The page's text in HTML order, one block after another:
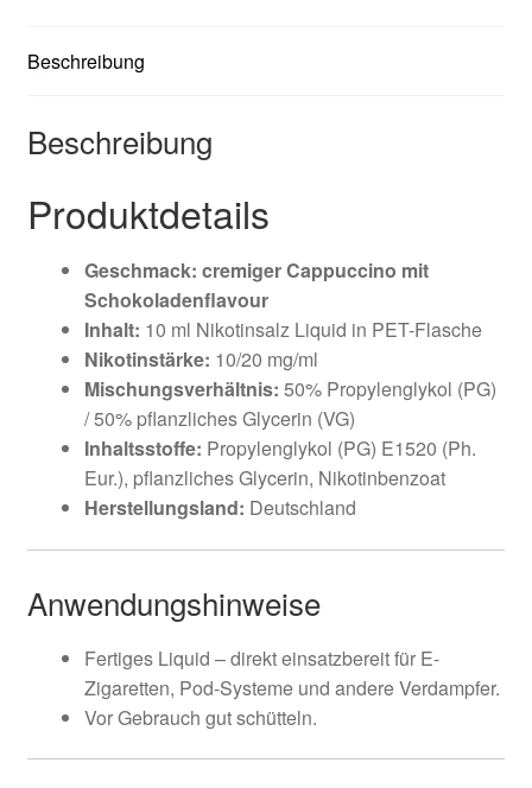
Beschreibung
Beschreibung
Produktdetails
Geschmack: cremiger Cappuccino mit
Schokoladenflavour
Inhalt: 10 ml Nikotinsalz Liquid in PET-Flasche
Nikotinstärke: 10/20 mg/ml
Mischungsverhältnis: 50% Propylenglykol (PG)
/ 50% pflanzliches Glycerin (VG)
Inhaltsstoffe: Propylenglykol (PG) E1520 (Ph.
Eur.), pflanzliches Glycerin, Nikotinbenzoat
Herstellungsland: Deutschland
Anwendungshinweise
Fertiges Liquid – direkt einsatzbereit für E-
Zigaretten, Pod-Systeme und andere Verdampfer.
Vor Gebrauch gut schütteln.